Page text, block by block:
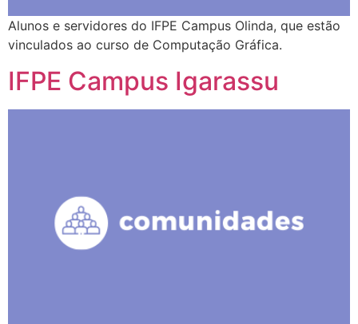
Alunos e servidores do IFPE Campus Olinda, que estão
vinculados ao curso de Computação Gráfica.
IFPE Campus Igarassu